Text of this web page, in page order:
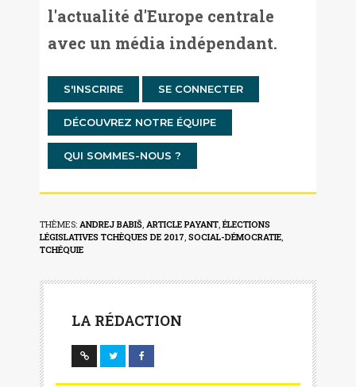
l'actualité d'Europe centrale
avec un média indépendant.
S'INSCRIRE SE CONNECTER
DÉCOUVREZ NOTRE ÉQUIPE
QUI SOMMES-NOUS ?
THÈMES: ANDREJ BABIŠ ARTICLE PAYANT ,ÉLECTIONS
LÉGISLATIVES TCHÈQUES DE 2017 SOCIAL-DÉMOCRATIE
TCHÉQUIE
LA RÉDACTION